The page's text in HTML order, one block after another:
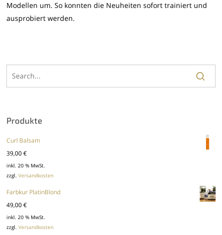
Modellen um. So konnten die Neuheiten sofort trainiert und
ausprobiert werden.
Produkte
Curl Balsam
39,00€
inkl. 20 % MwSt.
zzgl.Versandkosten
Farbkur PlatinBlond
49,00€
inkl. 20 % MwSt.
zzgl.Versandkosten